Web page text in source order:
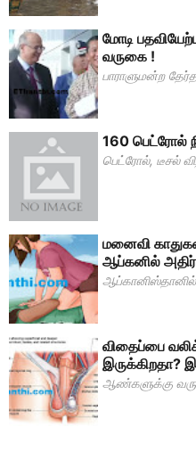
மோடி
வருகை !
பாராளுமன்ற
160 பெட்ரோல்
பெட்ரோல், டீசல்
மனைவி
ஆப்கனில்
விதைப்பை
இருக்கிறதா?
ஆண்களுக்கு